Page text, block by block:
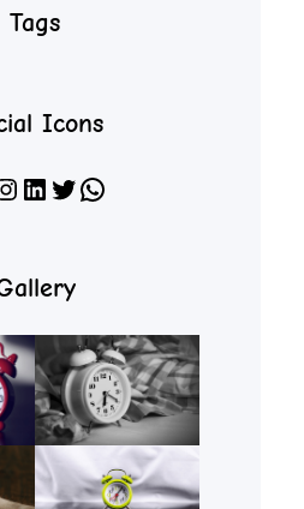
Tags
Icons
LinkedIn X WhatsApp